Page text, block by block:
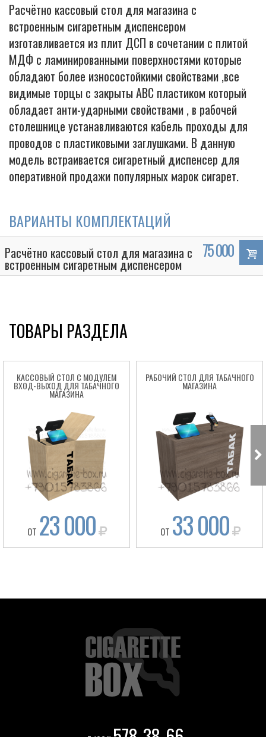
Расчётно кассовый стол для магазина с
встроенным сигаретным диспенсером
изготавливается из плит ДСП в сочетании с плитой
МДФ с ламинированными поверхностями которые
обладают более износостойкими свойствами ,все
видимые торцы с закрыты АВС пластиком который
обладает анти-ударными свойствами , в рабочей
столешнице устанавливаются кабель проходы для
проводов с пластиковыми заглушками. В данную
модель встраивается сигаретный диспенсер для
оперативной продажи популярных марок сигарет.
ВАРИАНТЫ КОМПЛЕКТАЦИЙ
Расчётно кассовый стол для магазина с
встроенным сигаретным диспенсером
75 000
ТОВАРЫ РАЗДЕЛА
КАССОВЫЙ СТОЛ С МОДУЛЕМ
ВХОД-ВЫХОД ДЛЯ ТАБАЧНОГО
МАГАЗИНА
ОТ 23 000
РАБОЧИЙ СТОЛ ДЛЯ ТАБАЧНОГО
МАГАЗИНА
ОТ 33 000